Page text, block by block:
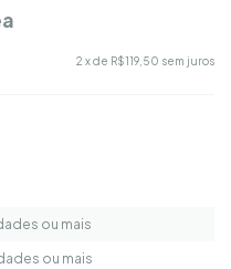
2 x de R$119,50 sem juros
ou mais
ou mais